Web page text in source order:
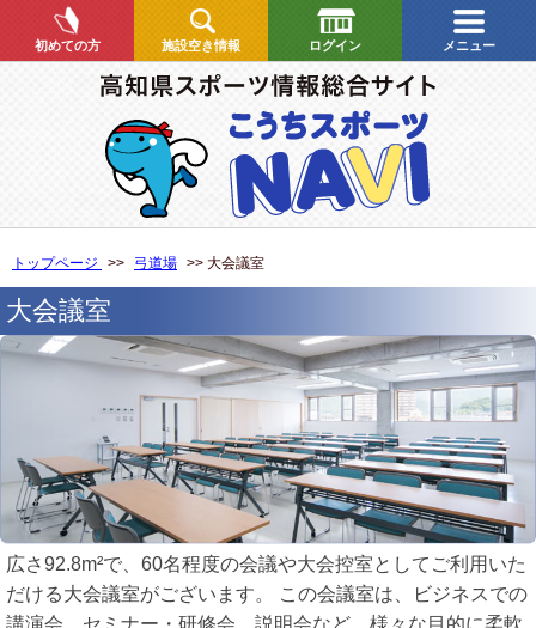
初めての方 施設空き情報 ログイン メニュー
トップページ >> 弓道場 >> 大会議室
大会議室
広さ92.8m²で、60名程度の会議や大会控室としてご利用いた
だける大会議室がございます。 この会議室は、ビジネスでの
講演会、セミナー・研修会、説明会など、様々な目的に柔軟